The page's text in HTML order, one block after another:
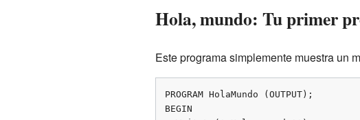
Hola, mundo: Tu primer
Este programa simplemente muestra un
PROGRAM HolaMundo (OUTPUT);
BEGIN